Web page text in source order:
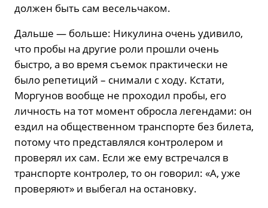
должен быть сам весельчаком.
Дальше — больше: Никулина очень удивило,
что пробы на другие роли прошли очень
быстро, а во время съемок практически не
было репетиций – снимали с ходу. Кстати,
Моргунов вообще не проходил пробы, его
личность на тот момент обросла легендами: он
ездил на общественном транспорте без билета,
потому что представлялся контролером и
проверял их сам. Если же ему встречался в
транспорте контролер, то он говорил: «А, уже
проверяют» и выбегал на остановку.